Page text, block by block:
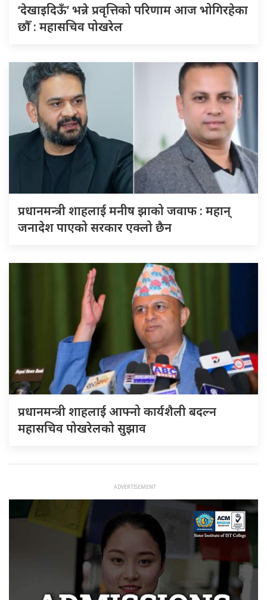
‘देखाइदिऊँ’ भन्ने प्रवृत्तिको परिणाम आज भोगिरहेका
छौँ : महासचिव पोखरेल
प्रधानमन्त्री शाहलाई मनीष झाको जवाफ : महान्
जनादेश पाएको सरकार एक्लो छैन
प्रधानमन्त्री शाहलाई आफ्नो कार्यशैली बदल्न
महासचिव पोखरेलको सुझाव